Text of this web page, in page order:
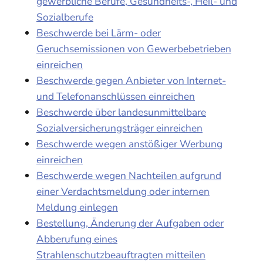
Sozialberufe
Beschwerde bei Lärm- oder
Geruchsemissionen von Gewerbebetrieben
einreichen
Beschwerde gegen Anbieter von Internet-
und Telefonanschlüssen einreichen
Beschwerde über landesunmittelbare
Sozialversicherungsträger einreichen
Beschwerde wegen anstößiger Werbung
einreichen
Beschwerde wegen Nachteilen aufgrund
einer Verdachtsmeldung oder internen
Meldung einlegen
Bestellung, Änderung der Aufgaben oder
Abberufung eines
Strahlenschutzbeauftragten mitteilen